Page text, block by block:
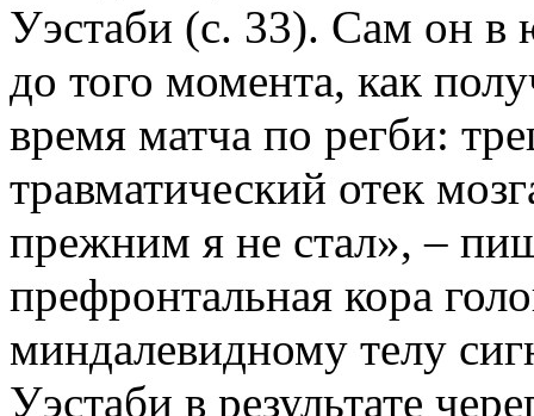
Уэстаби (с. 33). Сам он в
до того момента, как
время матча по регби:
травматический отек
прежним я не стал», –
префронтальная кора
миндалевидному телу
Уэстаби в результате